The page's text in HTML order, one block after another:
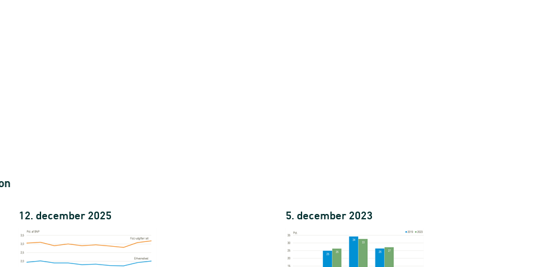
(FoU)
12. december 2025 5. december 2023